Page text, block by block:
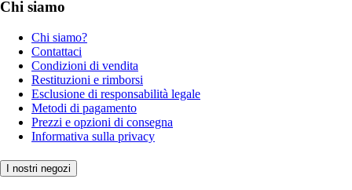
Chi siamo
Chi siamo?
Contattaci
Condizioni di vendita
Restituzioni e rimborsi
Esclusione di responsabilità legale
Metodi di pagamento
Prezzi e opzioni di consegna
Informativa sulla privacy
I nostri negozi